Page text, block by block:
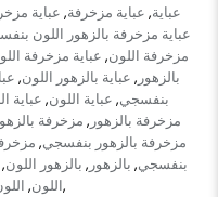
عباية, عباية مزخرفة, عباية
عباية مزخرفة بالزهور اللون
مزخرفة اللون, عباية مزخرفة
بالزهور , عباية بالزهور اللون,
بنفسجي, عباية اللون, عباية
مزخرفة بالزهور , مزخرفة
مزخرفة بالزهور بنفسجي,
بنفسجي, بالزهور , بالزهور اللون,
اللون, ,